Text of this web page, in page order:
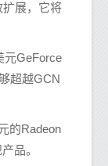
展，它将
元GeForce
超越GCN
的Radeon
品。